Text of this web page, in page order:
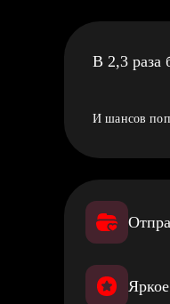
В 2,3 раза
И шансов